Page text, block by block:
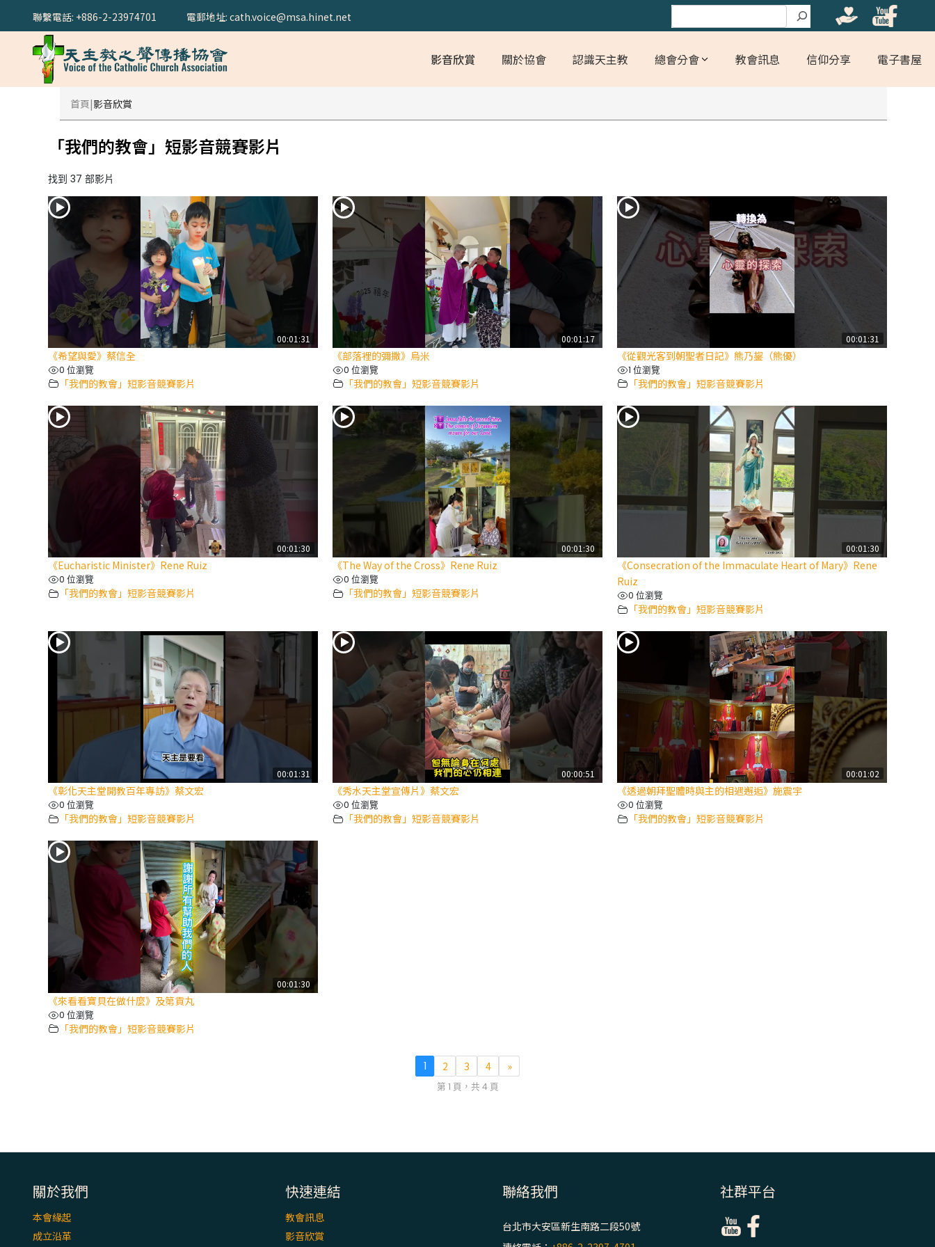
聯繫電話: +886-2-23974701 搜尋
電郵地址: cath.voice@msa.hinet.net
影音欣賞 關於協會 認識天主教 總會分會 教會訊息 信仰分享 電子書屋
首頁 影音欣賞
「我們的教會」短影音競賽影片
找到 37 部影片
00:01:31
《希望與愛》蔡信全
0 位瀏覽
「我們的教會」短影音競賽影片
00:01:17
《部落裡的彌撒》烏米
0 位瀏覽
「我們的教會」短影音競賽影片
00:01:31
《從觀光客到朝聖者日記》熊乃鋆（熊優）
1 位瀏覽
「我們的教會」短影音競賽影片
00:01:30
《Eucharistic Minister》Rene Ruiz
0 位瀏覽
「我們的教會」短影音競賽影片
00:01:30
《The Way of the Cross》Rene Ruiz
0 位瀏覽
「我們的教會」短影音競賽影片
00:01:30
《Consecration of the Immaculate Heart of Mary》Rene
Ruiz
0 位瀏覽
「我們的教會」短影音競賽影片
00:01:31
《彰化天主堂開教百年專訪》蔡文宏
0 位瀏覽
「我們的教會」短影音競賽影片
00:00:51
《秀水天主堂宣傳片》蔡文宏
0 位瀏覽
「我們的教會」短影音競賽影片
00:01:02
《透過朝拜聖體時與主的相遇邂逅》施震宇
0 位瀏覽
「我們的教會」短影音競賽影片
00:01:30
《來看看寶貝在做什麼》及第貢丸
0 位瀏覽
「我們的教會」短影音競賽影片
1 2 3 4 »
第 1 頁，共 4 頁
關於我們
本會緣起
成立沿革
快速連結
教會訊息
影音欣賞
聯絡我們
台北市大安區新生南路二段50號
社群平台